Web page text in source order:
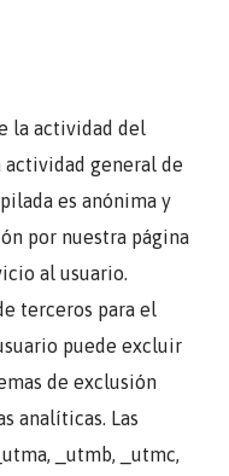
la actividad del
general de
es anónima y
por nuestra página
al usuario.
terceros para el
puede excluir
de exclusión
analíticas. Las
_utmb, _utmc,